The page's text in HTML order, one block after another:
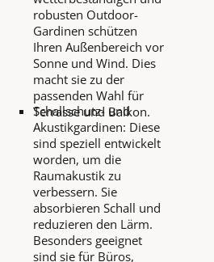
robusten Outdoor-
Gardinen schützen
Ihren Außenbereich vor
Sonne und Wind. Dies
macht sie zu der
passenden Wahl für
Terrasse und Balkon.
Schallschutz- und
Akustikgardinen: Diese
sind speziell entwickelt
worden, um die
Raumakustik zu
verbessern. Sie
absorbieren Schall und
reduzieren den Lärm.
Besonders geeignet
sind sie für Büros,